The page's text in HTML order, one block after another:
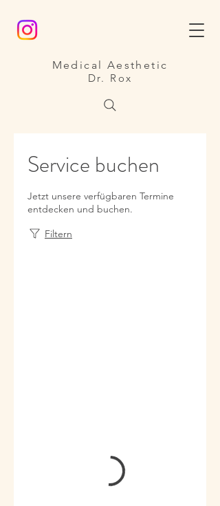
Medical Aesthetic
Dr. Rox
Service buchen
Jetzt unsere verfügbaren Termine
entdecken und buchen.
Filtern